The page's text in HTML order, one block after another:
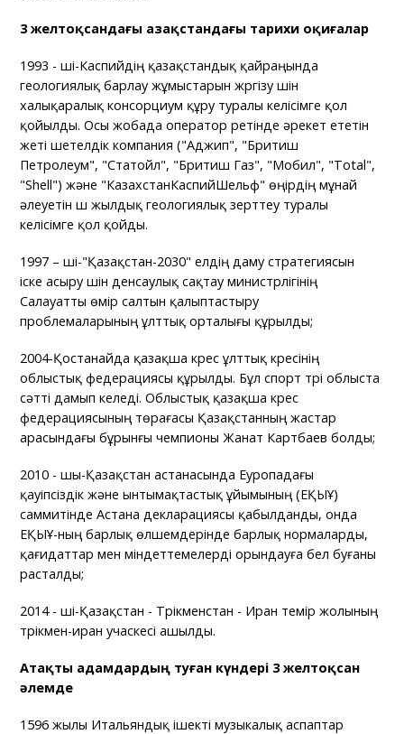
3 желтоқсандағы Қазақстандағы тарихи оқиғалар
1993 - ші-Каспийдің қазақстандық қайраңында
геологиялық барлау жұмыстарын жүргізу үшін
халықаралық консорциум құру туралы келісімге қол
қойылды. Осы жобада оператор ретінде әрекет ететін
жеті шетелдік компания ("Аджип", "Бритиш
Петролеум", "Статойл", "Бритиш Газ", "Мобил", "Total",
"Shell") және "КазахстанКаспийШельф" өңірдің мұнай
әлеуетін үш жылдық геологиялық зерттеу туралы
келісімге қол қойды.
1997 – ші-"Қазақстан-2030" елдің даму стратегиясын
іске асыру үшін денсаулық сақтау министрлігінің
Салауатты өмір салтын қалыптастыру
проблемаларының ұлттық орталығы құрылды;
2004-Қостанайда қазақша күрес ұлттық күресінің
облыстық федерациясы құрылды. Бұл спорт түрі облыста
сәтті дамып келеді. Облыстық қазақша күрес
федерациясының төрағасы Қазақстанның жастар
арасындағы бұрынғы чемпионы Жанат Картбаев болды;
2010 - шы-Қазақстан астанасында Еуропадағы
қауіпсіздік және ынтымақтастық ұйымының (ЕҚЫҰ)
саммитінде Астана декларациясы қабылданды, онда
ЕҚЫҰ-ның барлық өлшемдерінде барлық нормаларды,
қағидаттар мен міндеттемелерді орындауға бел буғаны
расталды;
2014 - ші-Қазақстан - Түрікменстан - Иран темір жолының
түрікмен-иран учаскесі ашылды.
Атақты адамдардың туған күндері 3 желтоқсан
әлемде
1596 жылы Итальяндық ішекті музыкалық аспаптар